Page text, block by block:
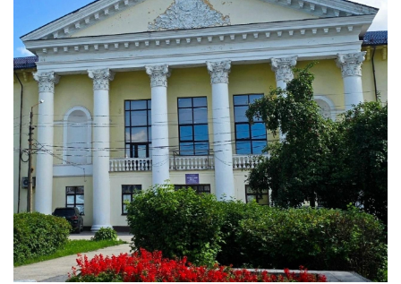
СПРАВКА
КАМЕРЫ
КОНКУРСЫ
СТАТЬИ
ГОЛОСОВАНИЯ
ПРЕДЛОЖИТЬ НОВОСТЬ
ФОТО